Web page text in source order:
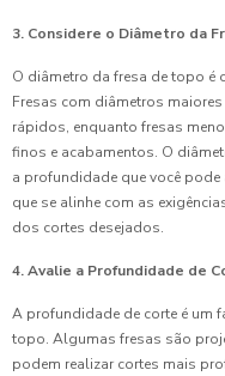
3. Considere o Diâmetro da
O diâmetro da fresa de topo é
Fresas com diâmetros
rápidos, enquanto fresas
finos e acabamentos. O
a profundidade que você
que se alinhe com as
dos cortes desejados.
4. Avalie a Profundidade de
A profundidade de corte é um
topo. Algumas fresas são
podem realizar cortes mais